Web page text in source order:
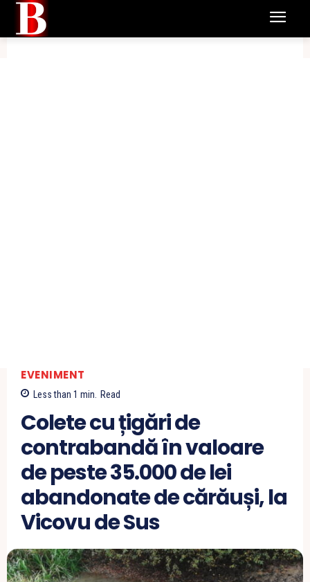
EVENIMENT
Less than 1 min. Read
Colete cu țigări de
contrabandă în valoare
de peste 35.000 de lei
abandonate de cărăuși, la
Vicovu de Sus